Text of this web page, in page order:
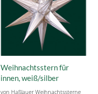
Weihnachtsstern für
innen, weiß/silber
von Haßlauer Weihnachtssterne